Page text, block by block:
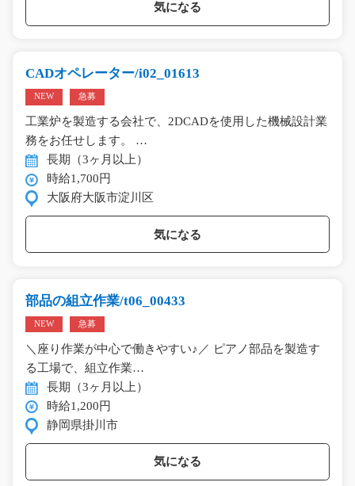
気になる
CADオペレーター/i02_01613
NEW 急募
工業炉を製造する会社で、2DCADを使用した機械設計業
務をお任せします。 …
長期（3ヶ月以上）
時給1,700円
大阪府大阪市淀川区
気になる
部品の組立作業/t06_00433
NEW 急募
＼座り作業が中心で働きやすい♪／ ピアノ部品を製造す
る工場で、組立作業…
長期（3ヶ月以上）
時給1,200円
静岡県掛川市
気になる